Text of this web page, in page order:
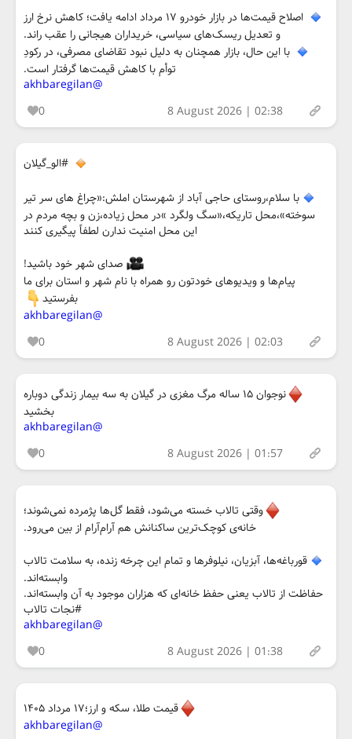
اصلاح قیمت‌ها در بازار خودرو ۱۷ مرداد ادامه یافت؛ کاهش نرخ ارز
و تعدیل ریسک‌های سیاسی، خریداران هیجانی را عقب راند.
با این حال، بازار همچنان به دلیل نبود تقاضای مصرفی، در رکودِ
توأم با کاهش قیمت‌ها گرفتار است.
@akhbaregilan
0
8 August 2026 | 02:38
#الو_گیلان
با سلام،روستای حاجی آباد از شهرستان املش:«چراغ های سر تیر
سوخته»،محل تاریکه،«سگ ولگرد »در محل زیاده،زن و بچه مردم در
این محل امنیت ندارن لطفاً پیگیری کنند
صدای شهر خود باشید!
پیام‌ها و ویدیوهای خودتون رو همراه با نام شهر و استان برای ما
بفرستید
@akhbaregilan
0
8 August 2026 | 02:03
نوجوان ۱۵ ساله مرگ مغزی در گیلان به سه بیمار زندگی دوباره
بخشید
@akhbaregilan
0
8 August 2026 | 01:57
وقتی تالاب خسته می‌شود، فقط گل‌ها پژمرده نمی‌شوند؛
خانه‌ی کوچک‌ترین ساکنانش هم آرام‌آرام از بین می‌رود.
قورباغه‌ها، آبزیان، نیلوفرها و تمام این چرخه زنده، به سلامت تالاب
وابسته‌اند.
حفاظت از تالاب یعنی حفظ خانه‌ای که هزاران موجود به آن وابسته‌اند.
#نجات تالاب
@akhbaregilan
0
8 August 2026 | 01:38
قیمت طلا، سکه و ارز؛۱۷ مرداد ۱۴۰۵
@akhbaregilan